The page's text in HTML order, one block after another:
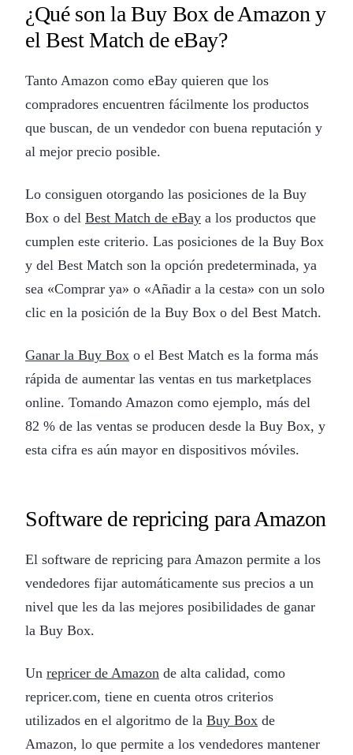
¿Qué son la Buy Box de Amazon y
el Best Match de eBay?
Tanto Amazon como eBay quieren que los
compradores encuentren fácilmente los productos
que buscan, de un vendedor con buena reputación y
al mejor precio posible.
Lo consiguen otorgando las posiciones de la Buy
Box o del Best Match de eBay a los productos que
cumplen este criterio. Las posiciones de la Buy Box
y del Best Match son la opción predeterminada, ya
sea «Comprar ya» o «Añadir a la cesta» con un solo
clic en la posición de la Buy Box o del Best Match.
Ganar la Buy Box o el Best Match es la forma más
rápida de aumentar las ventas en tus marketplaces
online. Tomando Amazon como ejemplo, más del
82 % de las ventas se producen desde la Buy Box, y
esta cifra es aún mayor en dispositivos móviles.
Software de repricing para Amazon
El software de repricing para Amazon permite a los
vendedores fijar automáticamente sus precios a un
nivel que les da las mejores posibilidades de ganar
la Buy Box.
Un repricer de Amazon de alta calidad, como
repricer.com, tiene en cuenta otros criterios
utilizados en el algoritmo de la Buy Box de
Amazon, lo que permite a los vendedores mantener